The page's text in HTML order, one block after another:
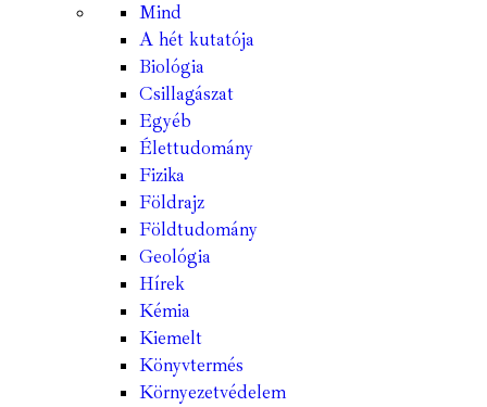
Mind
A hét kutatója
Biológia
Csillagászat
Egyéb
Élettudomány
Fizika
Földrajz
Földtudomány
Geológia
Hírek
Kémia
Kiemelt
Könyvtermés
Környezetvédelem